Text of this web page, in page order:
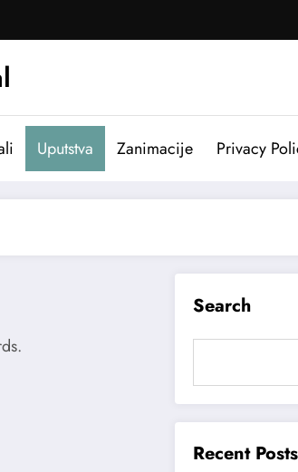
Uputstva Zanimacije Privacy
Search
Recent Posts